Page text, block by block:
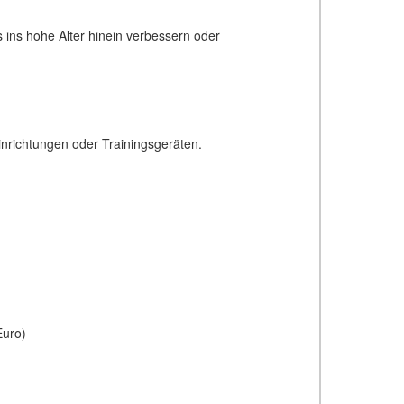
hohe Alter hinein verbessern oder
oder Trainingsgeräten.